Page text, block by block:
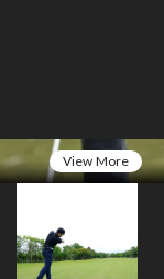
View More